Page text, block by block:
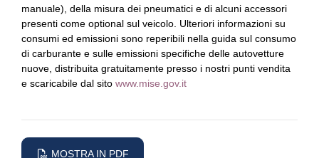
manuale), della misura dei pneumatici e di alcuni accessori
presenti come optional sul veicolo. Ulteriori informazioni su
consumi ed emissioni sono reperibili nella guida sul consumo
di carburante e sulle emissioni specifiche delle autovetture
nuove, distribuita gratuitamente presso i nostri punti vendita
e scaricabile dal sito www.mise.gov.it
MOSTRA IN PDF